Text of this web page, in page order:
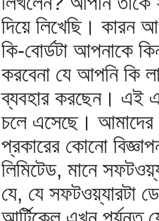
দিয়ে লিখেছি। কারন
কি-বোর্ডটা আপনাকে
করবেনা যে আপনি কি
ব্যবহার করছেন। এই
চলে এসেছে। আমাদের
প্রকারের কোনো
লিমিটেড, মানে
যে, যে সফটওয়্যারটা